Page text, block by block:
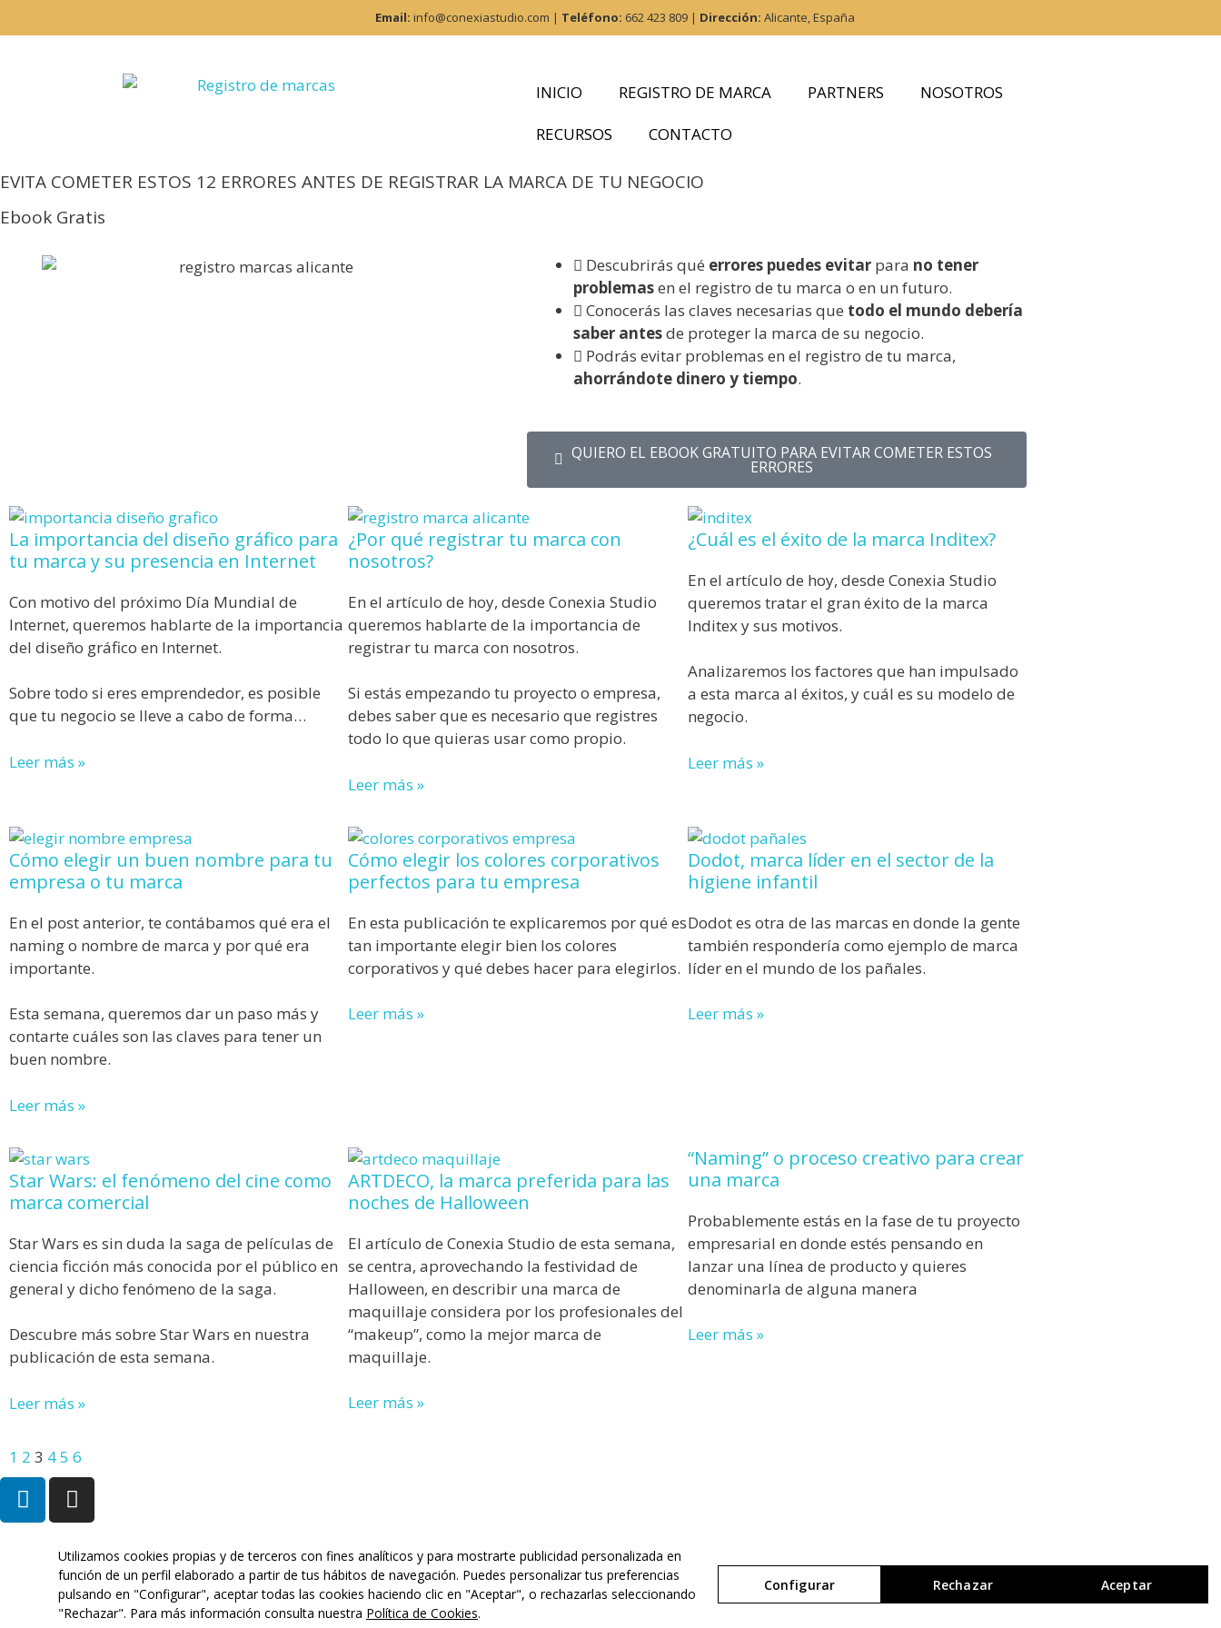
Email: info@conexiastudio.com | Teléfono: 662 423 809 | Dirección: Alicante, España
INICIO REGISTRO DE MARCA PARTNERS
NOSOTROS
RECURSOS
CONTACTO
EVITA COMETER ESTOS 12 ERRORES ANTES DE REGISTRAR LA MARCA DE TU NEGOCIO
Ebook Gratis
Descubrirás qué errores puedes evitar para no tener
problemasen el registro de tu marca o en un futuro.
Conocerás las claves necesarias que todo el mundo debería
saber antesde proteger la marca de su negocio.
Podrás evitar problemas en el registro de tu marca,
ahorrándote dinero y tiempo.
QUIERO EL EBOOK GRATUITO PARA EVITAR COMETER ESTOS
ERRORES
La importancia del diseño gráfico para
tu marca y su presencia en Internet
Con motivo del próximo Día Mundial de
Internet, queremos hablarte de la importancia
del diseño gráfico en Internet.
Sobre todo si eres emprendedor, es posible
que tu negocio se lleve a cabo de forma…
Leer más »
¿Por qué registrar tu marca con
nosotros?
En el artículo de hoy, desde Conexia Studio
queremos hablarte de la importancia de
registrar tu marca con nosotros.
Si estás empezando tu proyecto o empresa,
debes saber que es necesario que registres
todo lo que quieras usar como propio.
Leer más »
¿Cuál es el éxito de la marca Inditex?
En el artículo de hoy, desde Conexia Studio
queremos tratar el gran éxito de la marca
Inditex y sus motivos.
Analizaremos los factores que han impulsado
a esta marca al éxitos, y cuál es su modelo de
negocio.
Leer más »
Cómo elegir un buen nombre para tu
empresa o tu marca
En el post anterior, te contábamos qué era el
naming o nombre de marca y por qué era
importante.
Esta semana, queremos dar un paso más y
contarte cuáles son las claves para tener un
buen nombre.
Leer más »
Cómo elegir los colores corporativos
perfectos para tu empresa
En esta publicación te explicaremos por qué es
tan importante elegir bien los colores
corporativos y qué debes hacer para elegirlos.
Leer más »
Dodot, marca líder en el sector de la
higiene infantil
Dodot es otra de las marcas en donde la gente
también respondería como ejemplo de marca
líder en el mundo de los pañales.
Leer más »
Star Wars: el fenómeno del cine como
marca comercial
Star Wars es sin duda la saga de películas de
ciencia ficción más conocida por el público en
general y dicho fenómeno de la saga.
Descubre más sobre Star Wars en nuestra
publicación de esta semana.
Leer más »
ARTDECO, la marca preferida para las
noches de Halloween
El artículo de Conexia Studio de esta semana,
se centra, aprovechando la festividad de
Halloween, en describir una marca de
maquillaje considera por los profesionales del
“makeup”, como la mejor marca de
maquillaje.
Leer más »
“Naming” o proceso creativo para crear
una marca
Probablemente estás en la fase de tu proyecto
empresarial en donde estés pensando en
lanzar una línea de producto y quieres
denominarla de alguna manera
Leer más »
1 2 3 45 6
Copyright © 2025 Conexia Studio. Todos los derechos reservados. |
Diseñado por Conexia
Utilizamos cookies propias y de terceros con fines analíticos y para mostrarte publicidad personalizada en
función de un perfil elaborado a partir de tus hábitos de navegación. Puedes personalizar tus preferencias
pulsando en "Configurar", aceptar todas las cookies haciendo clic en "Aceptar", o rechazarlas seleccionando
"Rechazar". Para más información consulta nuestra Política de Cookies.
Configurar Rechazar Aceptar